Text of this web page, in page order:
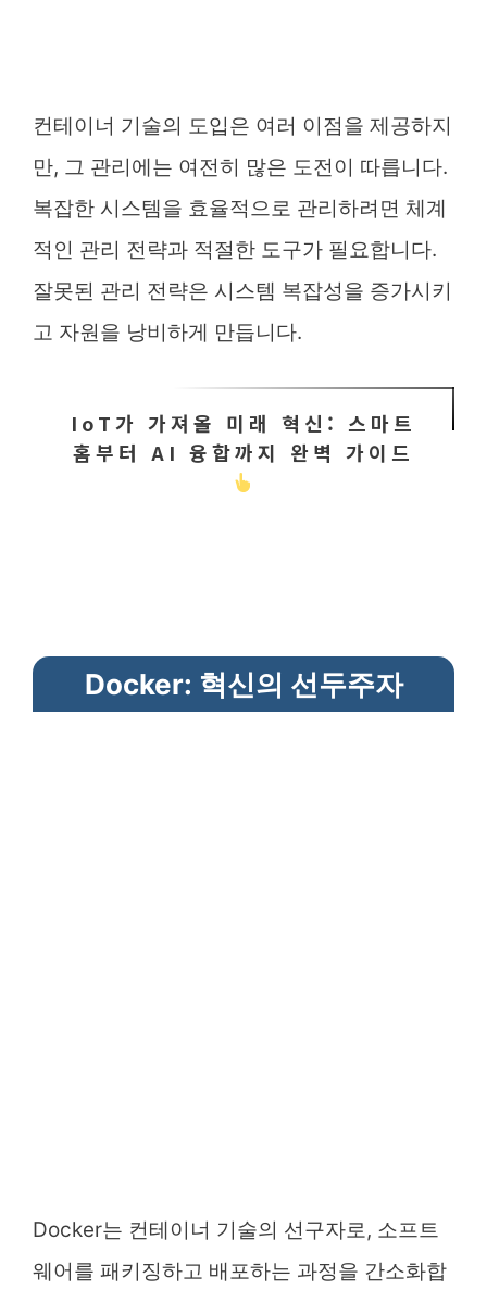
컨테이너 기술의 도입은 여러 이점을 제공하지
만, 그 관리에는 여전히 많은 도전이 따릅니다.
복잡한 시스템을 효율적으로 관리하려면 체계
적인 관리 전략과 적절한 도구가 필요합니다.
잘못된 관리 전략은 시스템 복잡성을 증가시키
고 자원을 낭비하게 만듭니다.
IoT가 가져올 미래 혁신: 스마트
홈부터 AI 융합까지 완벽 가이드
Docker: 혁신의 선두주자
Docker는 컨테이너 기술의 선구자로, 소프트
웨어를 패키징하고 배포하는 과정을 간소화합